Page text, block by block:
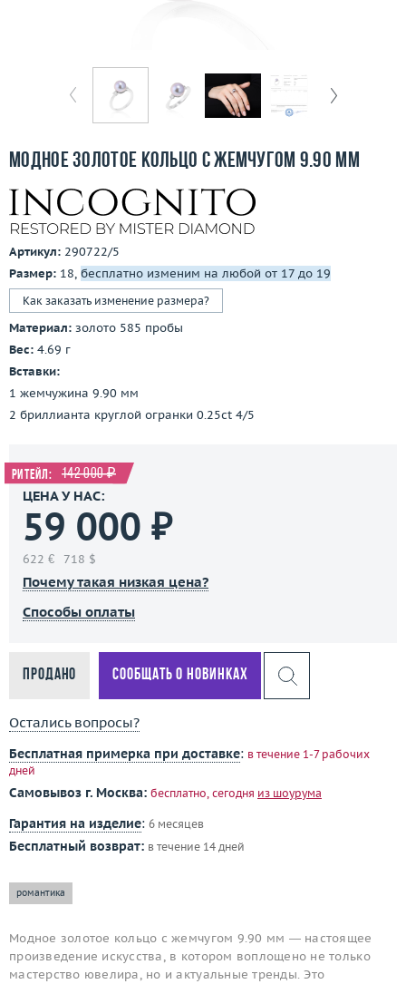
О компании
3D-тур по шоуруму
Заказать звонок
Модное золотое кольцо с жемчугом 9.90 мм
Артикул: 290722/5
Размер: 18, бесплатно изменим на любой от 17 до 19
Как заказать изменение размера?
Материал: золото 585 пробы
Вес: 4.69 г
Вставки:
1 жемчужина 9.90 мм
2 бриллианта круглой огранки 0.25ct 4/5
Ритейл: 142 000 ₽
ЦЕНА У НАС:
59 000 ₽
622 € 718 $
Почему такая низкая цена?
Способы оплаты
Продано Сообщать о новинках
Остались вопросы?
Бесплатная примерка при доставке: в течение 1-7 рабочих
дней
Самовывоз г. Москва: бесплатно, сегодня из шоурума
Гарантия на изделие: 6 месяцев
Бесплатный возврат: в течение 14 дней
романтика
Модное золотое кольцо с жемчугом 9.90 мм — настоящее
произведение искусства, в котором воплощено не только
мастерство ювелира, но и актуальные тренды. Это